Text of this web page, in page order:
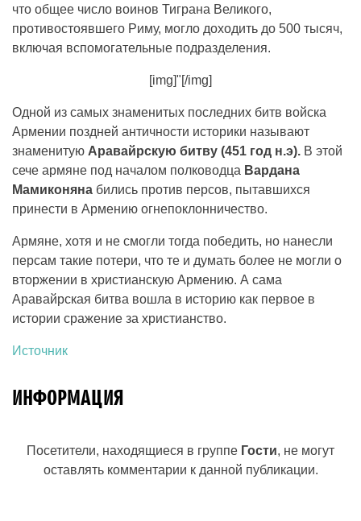
что общее число воинов Тиграна Великого,
противостоявшего Риму, могло доходить до 500 тысяч,
включая вспомогательные подразделения.
[img]"[/img]
Одной из самых знаменитых последних битв войска
Армении поздней античности историки называют
знаменитую Аравайрскую битву (451 год н.э). В этой
сече армяне под началом полководца Вардана
Мамиконяна бились против персов, пытавшихся
принести в Армению огнепоклонничество.
Армяне, хотя и не смогли тогда победить, но нанесли
персам такие потери, что те и думать более не могли о
вторжении в христианскую Армению. А сама
Аравайрская битва вошла в историю как первое в
истории сражение за христианство.
Источник
ИНФОРМАЦИЯ
Посетители, находящиеся в группе Гости, не могут
оставлять комментарии к данной публикации.